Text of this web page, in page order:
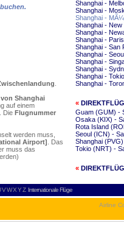
Shanghai
auf einem
Die Flugnummer
werden muss,
Airport] . Das
muss das
Shanghai -
Shanghai -
Shanghai -
Shanghai - New
Shanghai -
Shanghai -
Shanghai - San
Shanghai -
Shanghai -
Shanghai -
Shanghai -
Shanghai -
«
Guam (GUM) -
Osaka (KIX) -
Rota Island
Seoul (ICN) -
Shanghai
Tokio (NRT) -
«
VWXYZ Internationale Flüge
Airline